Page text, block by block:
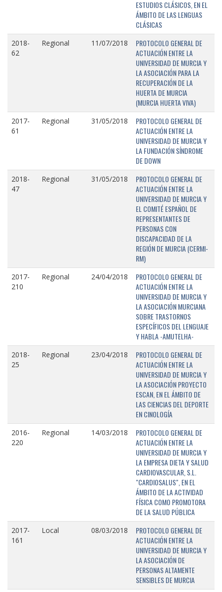
ESTUDIOS CLÁSICOS, EN EL
ÁMBITO DE LAS LENGUAS
CLÁSICAS
2018-
62
Regional 11/07/2018
PROTOCOLO GENERAL DE
ACTUACIÓN ENTRE LA
UNIVERSIDAD DE MURCIA Y
LA ASOCIACIÓN PARA LA
RECUPERACIÓN DE LA
HUERTA DE MURCIA
(MURCIA HUERTA VIVA)
2017-
61
Regional 31/05/2018
PROTOCOLO GENERAL DE
ACTUACIÓN ENTRE LA
UNIVERSIDAD DE MURCIA Y
LA FUNDACIÓN SÍNDROME
DE DOWN
2018-
47
Regional 31/05/2018
PROTOCOLO GENERAL DE
ACTUACIÓN ENTRE LA
UNIVERSIDAD DE MURCIA Y
EL COMITÉ ESPAÑOL DE
REPRESENTANTES DE
PERSONAS CON
DISCAPACIDAD DE LA
REGIÓN DE MURCIA (CERMI-
RM)
2017-
210
Regional 24/04/2018
PROTOCOLO GENERAL DE
ACTUACIÓN ENTRE LA
UNIVERSIDAD DE MURCIA Y
LA ASOCIACIÓN MURCIANA
SOBRE TRASTORNOS
ESPECÍFICOS DEL LENGUAJE
Y HABLA -AMUTELHA-
2018-
25
Regional 23/04/2018
PROTOCOLO GENERAL DE
ACTUACIÓN ENTRE LA
UNIVERSIDAD DE MURCIA Y
LA ASOCIACIÓN PROYECTO
ESCAN, EN EL ÁMBITO DE
LAS CIENCIAS DEL DEPORTE
EN CINOLOGÍA
2016-
220
Regional 14/03/2018
PROTOCOLO GENERAL DE
ACTUACIÓN ENTRE LA
UNIVERSIDAD DE MURCIA Y
LA EMPRESA DIETA Y SALUD
CARDIOVASCULAR, S.L.
"CARDIOSALUS", EN EL
ÁMBITO DE LA ACTIVIDAD
FÍSICA COMO PROMOTORA
DE LA SALUD PÚBLICA
2017-
161
Local 08/03/2018
PROTOCOLO GENERAL DE
ACTUACIÓN ENTRE LA
UNIVERSIDAD DE MURCIA Y
LA ASOCIACIÓN DE
PERSONAS ALTAMENTE
SENSIBLES DE MURCIA